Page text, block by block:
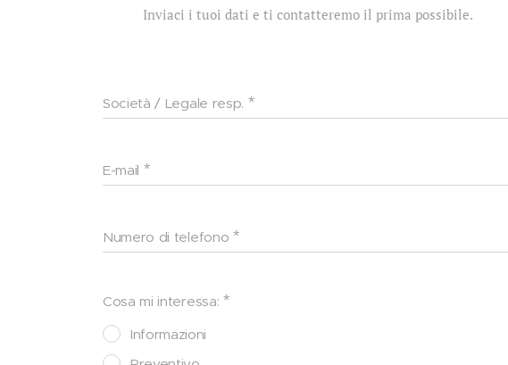
Inviaci i tuoi dati e ti contatteremo il prima possibile.
Società / Legale resp.
E-mail
Numero di telefono
Cosa mi interessa:
Informazioni